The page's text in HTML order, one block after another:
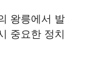
왕릉에서 발
중요한 정치